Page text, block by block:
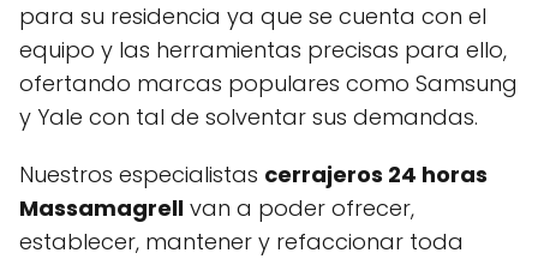
para su residencia ya que se cuenta con el
equipo y las herramientas precisas para ello,
ofertando marcas populares como Samsung
y Yale con tal de solventar sus demandas.
Nuestros especialistas cerrajeros 24 horas
Massamagrell van a poder ofrecer,
establecer, mantener y refaccionar toda